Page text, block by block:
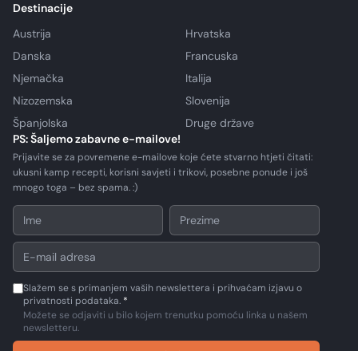
Destinacije
Austrija
Hrvatska
Danska
Francuska
Njemačka
Italija
Nizozemska
Slovenija
Španjolska
Druge države
PS: Šaljemo zabavne e-mailove!
Prijavite se za povremene e-mailove koje ćete stvarno htjeti čitati:
ukusni kamp recepti, korisni savjeti i trikovi, posebne ponude i još
mnogo toga – bez spama. :)
Slažem se s primanjem vaših newslettera i prihvaćam izjavu o
privatnosti podataka. *
Možete se odjaviti u bilo kojem trenutku pomoću linka u našem
newsletteru.